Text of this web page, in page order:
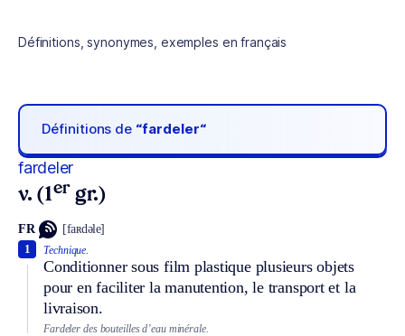
Définitions, synonymes, exemples en français
Définitions de “fardeler“
fardeler
v. (1er gr.)
FR [faʀdəle]
Technique.
Conditionner sous film plastique plusieurs objets
pour en faciliter la manutention, le transport et la
livraison.
1
Fardeler des bouteilles d’eau minérale.